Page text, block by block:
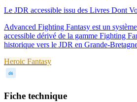
Le JDR accessible issu des Livres Dont
Advanced Fighting Fantasy est un
accessible dérivé de la gamme Fighting
historique vers le JDR en Grande-
Heroic Fantasy
d6
Fiche technique